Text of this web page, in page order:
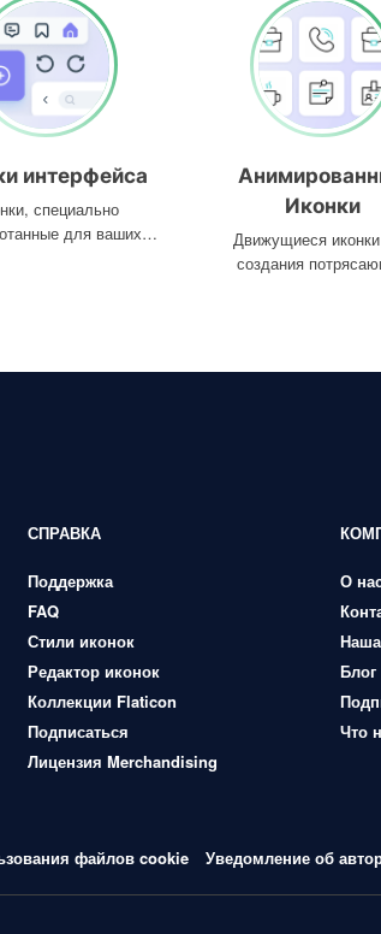
интерфейса
специально
для ваших
Иконки
Движущиеся
создания
СПРАВКА
Поддержка
FAQ
Стили иконок
Редактор иконок
Коллекции Flaticon
Подписаться
Лицензия Merchandising
О
Блог
Что
файлов cookie Уведомление об